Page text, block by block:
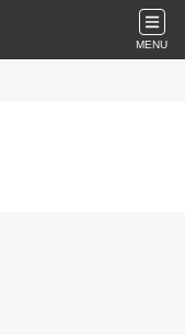
MENU